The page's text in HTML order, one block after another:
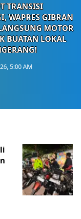
TRANSISI
WAPRES GIBRAN
MOTOR
BUATAN LOKAL
5:00 AM